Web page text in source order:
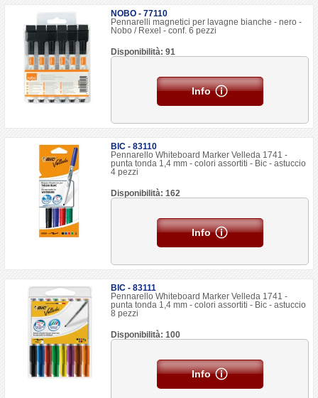
NOBO - 77110
Pennarelli magnetici per lavagne bianche - nero -
Nobo / Rexel - conf. 6 pezzi
Disponibilità: 91
Info
BIC - 83110
Pennarello Whiteboard Marker Velleda 1741 -
punta tonda 1,4 mm - colori assortiti - Bic - astuccio
4 pezzi
Disponibilità: 162
Info
BIC - 83111
Pennarello Whiteboard Marker Velleda 1741 -
punta tonda 1,4 mm - colori assortiti - Bic - astuccio
8 pezzi
Disponibilità: 100
Info